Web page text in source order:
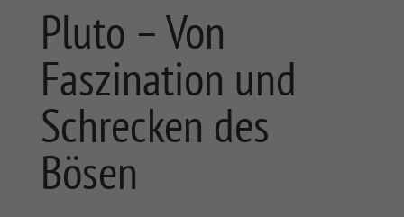
Pluto – Von
Faszination und
Schrecken des
Bösen